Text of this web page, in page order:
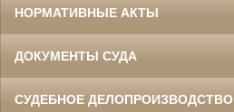
НОРМАТИВНЫЕ АКТЫ
ДОКУМЕНТЫ СУДА
СУДЕБНОЕ ДЕЛОПРОИЗВОДСТВО